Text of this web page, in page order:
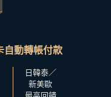
自動轉帳付款
日韓泰／
新美歐